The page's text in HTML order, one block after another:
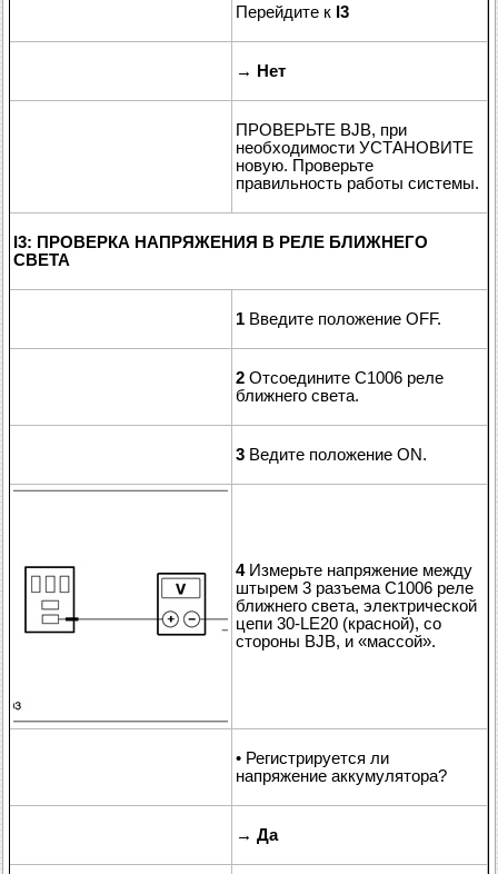
Перейдите к I3
→ Нет
ПРОВЕРЬТЕ BJB, при
необходимости УСТАНОВИТЕ
новую. Проверьте
правильность работы системы.
I3: ПРОВЕРКА НАПРЯЖЕНИЯ В РЕЛЕ БЛИЖНЕГО
СВЕТА
1 Введите положение OFF.
2 Отсоедините C1006 реле
ближнего света.
3 Ведите положение ON.
4 Измерьте напряжение между
штырем 3 разъема C1006 реле
ближнего света, электрической
цепи 30-LE20 (красной), со
стороны BJB, и «массой».
• Регистрируется ли
напряжение аккумулятора?
→ Да